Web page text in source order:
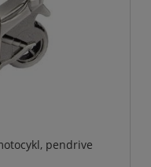
pendrive